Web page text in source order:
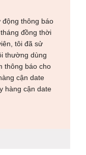
động thông báo
đồng thời
tôi đã sử
thường dùng
thông báo cho
cận date
hàng cận date